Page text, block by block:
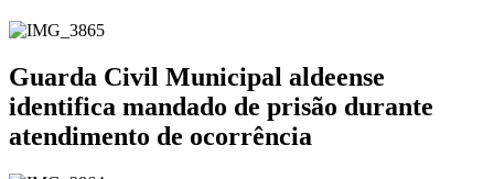
Guarda Civil Municipal aldeense
identifica mandado de prisão durante
atendimento de ocorrência